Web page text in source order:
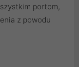
portom,
z powodu